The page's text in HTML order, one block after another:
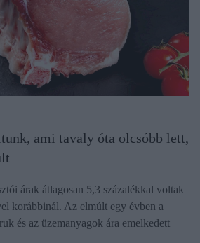
ami tavaly óta olcsóbb lett,
árak átlagosan 5,3 százalékkal voltak
korábbinál. Az elmúlt egy évben a
és az üzemanyagok ára emelkedett